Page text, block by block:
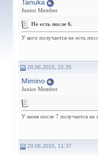
Tanuka
Junior Member
Не есть после 6.
У кого получается не есть
28.06.2015, 22:25
Mimino
Junior Member
У меня после 7 получается не
29.06.2015, 11:37